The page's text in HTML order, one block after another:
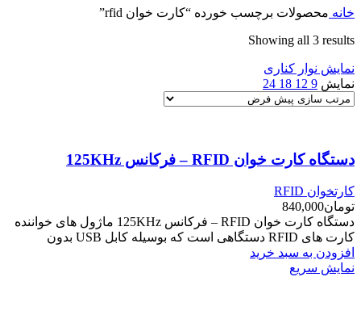
خانه محصولات برچسب خورده “کارت خوان rfid”
Showing all 3 results
نمایش نوار کناری
نمایش 9
12
18
24
دستگاه کارت خوان RFID – فرکانس 125KHz
کارتخوان RFID
تومان840,000
دستگاه کارت خوان RFID – فرکانس 125KHz ماژول های خواننده
کارت های RFID دستگاهی است که بوسیله کابل USB بدون
افزودن به سبد خرید
نمایش سریع